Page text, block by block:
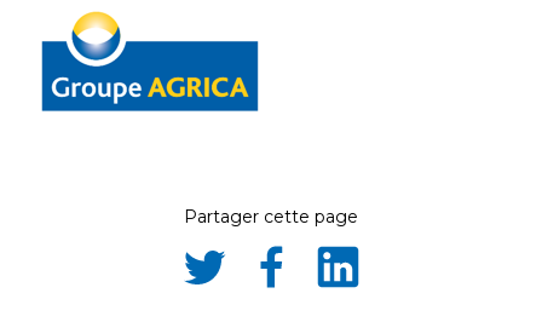
Partager cette page
Partager
sur
Partager
sur
Partager
sur